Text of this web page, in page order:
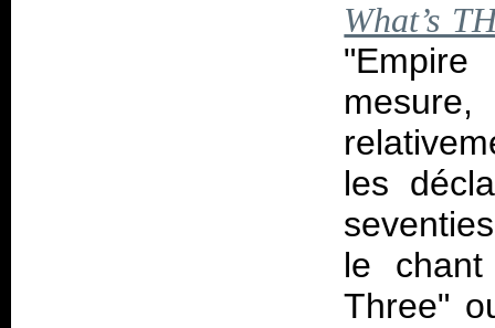
What’s
mesure,
les
le chant
Three"